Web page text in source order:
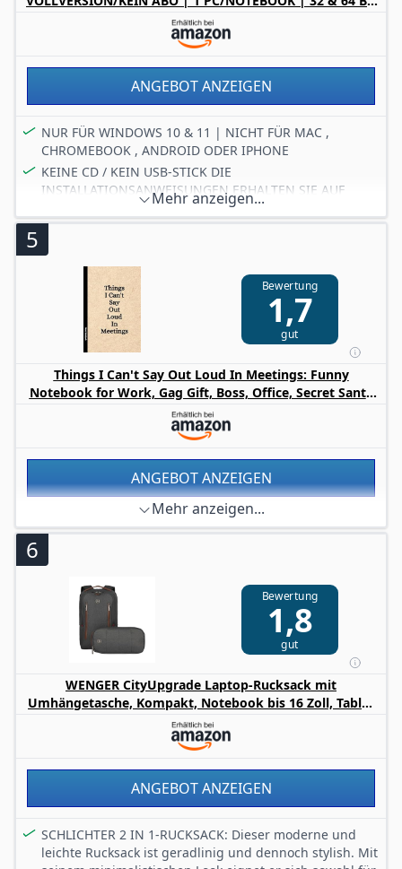
802.11a/​b/​g/​n/​ac/​ax, 2x2), Bluetooth 5.2, Intel Graphics,
deutschsprachige Tastatur, Webcam
| Online Aktivierungsschlüssel
ANGEBOT ANZEIGEN
NUR FÜR WINDOWS 10 & 11 | NICHT FÜR MAC ,
CHROMEBOOK , ANDROID ODER IPHONE
KEINE CD / KEIN USB-STICK DIE
INSTALLATIONSANWEISUNGEN ERHALTEN SIE AUF
EINEM SCHREIBEN
Aktivierungsinformationen zudem auf Ihrer Rechnung
Diese Suite enthält folgende Produkte: Word , Excel ,
Powerpoint , Outlook , OneNote & Access
Bitte Installationsanweisungen beachten und bei
Problemen unseren Support kontaktieren.
Bitte beachten Sie für Updates zur Bestellung Ihr
Amazon-Postfach unter Mein Konto > Message-Center >
Käufer-/Verkäufer-Nachrichten
Mehr anzeigen...
5
Bewertung
1,7
gut
Things I Can't Say Out Loud In Meetings: Funny
Notebook for Work, Gag Gift, Boss, Office, Secret Santa
Gift for Coworker (Lined Journal with Quotes)
ANGEBOT ANZEIGEN
Mehr anzeigen...
6
Bewertung
1,8
gut
WENGER CityUpgrade Laptop-Rucksack mit
Umhängetasche, Kompakt, Notebook bis 16 Zoll, Tablet
bis 12 Zoll, 15 l, Damen Herren, Business Uni Schule
Reisen, Grau, 606489
ANGEBOT ANZEIGEN
SCHLICHTER 2 IN 1-RUCKSACK: Dieser moderne und
leichte Rucksack ist geradlinig und dennoch stylish. Mit